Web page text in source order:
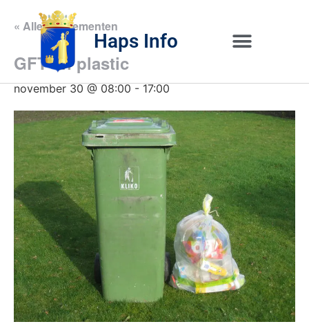
Haps Info
« Alle Evenementen
GFT en plastic
november 30 @ 08:00-17:00